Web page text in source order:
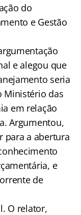
do
e Gestão
e alegou que
seria
Ministério das
em relação
Argumentou,
para a abertura
e
de
O relator,